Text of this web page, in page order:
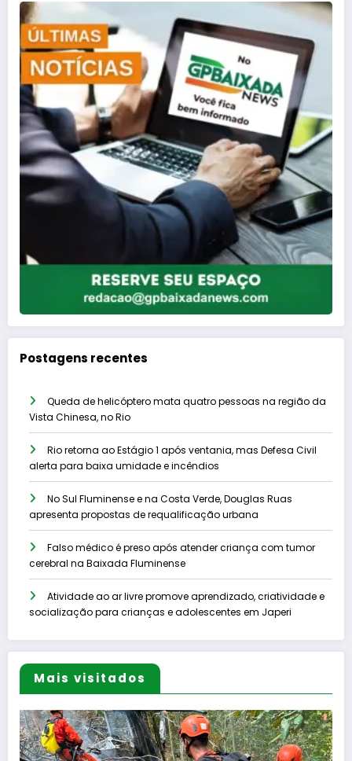
Postagens recentes
Queda de helicóptero mata quatro pessoas na região da
Vista Chinesa, no Rio
Rio retorna ao Estágio 1 após ventania, mas Defesa Civil
alerta para baixa umidade e incêndios
No Sul Fluminense e na Costa Verde, Douglas Ruas
apresenta propostas de requalificação urbana
Falso médico é preso após atender criança com tumor
cerebral na Baixada Fluminense
Atividade ao ar livre promove aprendizado, criatividade e
socialização para crianças e adolescentes em Japeri
Mais visitados